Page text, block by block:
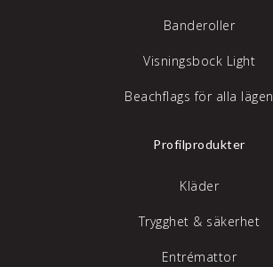
Banderoller
Visningsbock Light
Beachflags för alla lägen
Profilprodukter
Kläder
Trygghet & säkerhet
Entrémattor